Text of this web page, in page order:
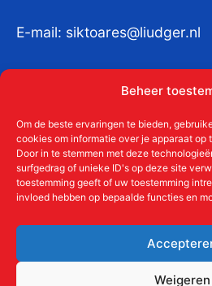
Beheer
Om de beste ervaringen te bieden,
cookies om informatie over je apparaat op
Door in te stemmen met deze
surfgedrag of unieke ID's op deze site
toestemming geeft of uw toestemming
invloed hebben op bepaalde functies en
Weigeren
E-mail: siktoares@liudger.nl
KvKnr:41011712
Meer over de
Aanmelden als donateur
ANBI